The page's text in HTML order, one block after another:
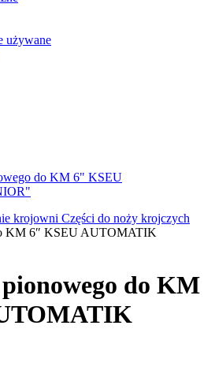
używane
krojowni Części do noży krojczych
KM 6″ KSEU AUTOMATIK
do KM